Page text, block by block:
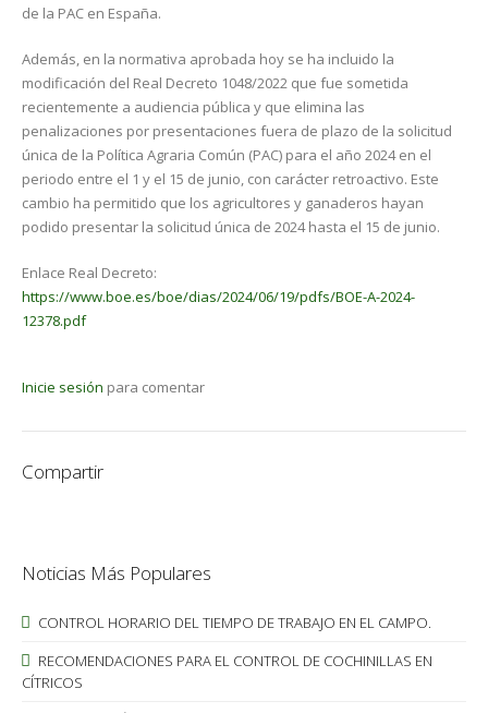
de la PAC en España.
Además, en la normativa aprobada hoy se ha incluido la
modificación del Real Decreto 1048/2022 que fue sometida
recientemente a audiencia pública y que elimina las
penalizaciones por presentaciones fuera de plazo de la solicitud
única de la Política Agraria Común (PAC) para el año 2024 en el
periodo entre el 1 y el 15 de junio, con carácter retroactivo. Este
cambio ha permitido que los agricultores y ganaderos hayan
podido presentar la solicitud única de 2024 hasta el 15 de junio.
Enlace Real Decreto:
https://www.boe.es/boe/dias/2024/06/19/pdfs/BOE-A-2024-
12378.pdf
Inicie sesión para comentar
Compartir
Noticias Más Populares
CONTROL HORARIO DEL TIEMPO DE TRABAJO EN EL CAMPO.
RECOMENDACIONES PARA EL CONTROL DE COCHINILLAS EN
CÍTRICOS